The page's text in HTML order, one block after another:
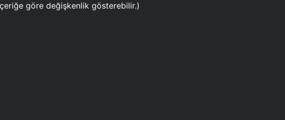
göre değişkenlik gösterebilir.)